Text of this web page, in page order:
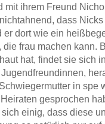
mit ihrem Freund
dass
er dort wie ein
die frau machen kann.
hat, findet sie sich
in spe
gesprochen
einig, dass diese